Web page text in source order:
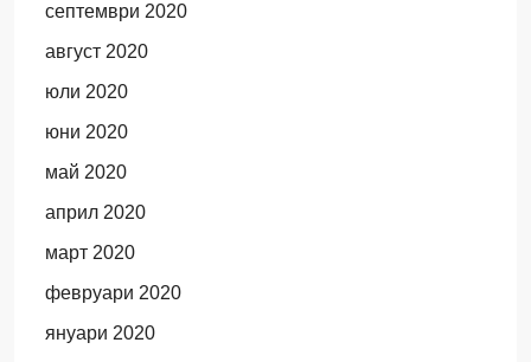
септември 2020
август 2020
юли 2020
юни 2020
май 2020
април 2020
март 2020
февруари 2020
януари 2020